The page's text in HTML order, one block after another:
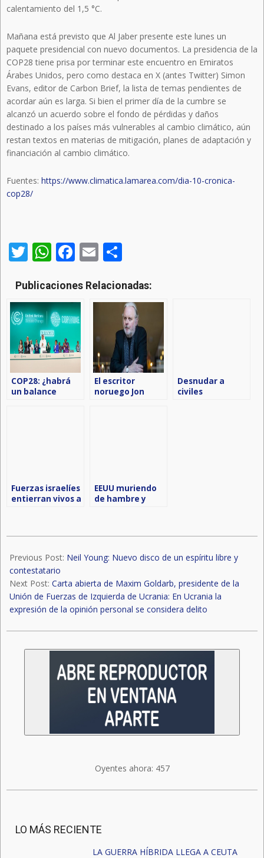
calentamiento del 1,5 °C.
Mañana está previsto que Al Jaber presente este lunes un
paquete presidencial con nuevo documentos. La presidencia de la
COP28 tiene prisa por terminar este encuentro en Emiratos
Árabes Unidos, pero como destaca en X (antes Twitter) Simon
Evans, editor de Carbon Brief, la lista de temas pendientes de
acordar aún es larga. Si bien el primer día de la cumbre se
alcanzó un acuerdo sobre el fondo de pérdidas y daños
destinado a los países más vulnerables al cambio climático, aún
restan textos en materias de mitigación, planes de adaptación y
financiación al cambio climático.
Fuentes: https://www.climatica.lamarea.com/dia-10-cronica-
cop28/
Twitter
WhatsApp
Facebook
Email
Publicaciones Relacionadas:
COP28: ¿habrá
un balance
El escritor
noruego Jon
Desnudar a
civiles
Fuerzas israelíes
entierran vivos a
EEUU muriendo
de hambre y
12-
11
Previous Post: Neil Young: Nuevo disco de un espíritu libre y
contestatario
Next Post: Carta abierta de Maxim Goldarb, presidente de la
Unión de Fuerzas de Izquierda de Ucrania: En Ucrania la
expresión de la opinión personal se considera delito
Oyentes ahora: 457
LO MÁS RECIENTE
LA GUERRA HÍBRIDA LLEGA A CEUTA